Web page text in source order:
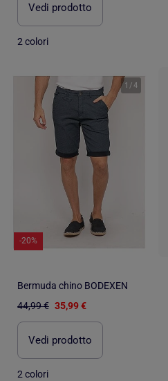
Vedi prodotto
2 colori
1 /4
-20%
Bermuda chino BODEXEN
44,99 € 35,99 €
Vedi prodotto
2 colori